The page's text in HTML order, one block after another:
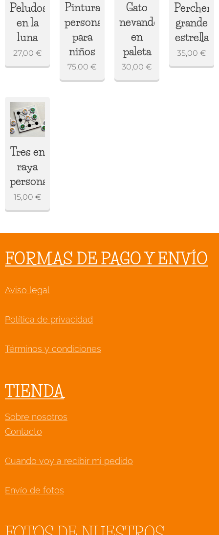
Peludos
en la
luna
27,00 €
Pintura
personalizada
para
niños
75,00 €
Gato
nevando
en
paleta
30,00 €
Perchero
grande
estrella
35,00 €
Tres en
raya
personalizado
15,00 €
FORMAS DE PAGO Y ENVÍO
Aviso legal
Política de privacidad
Términos y condiciones
TIENDA
Sobre nosotros
Contacto
Cuando voy a recibir mi pedido
Envío de fotos